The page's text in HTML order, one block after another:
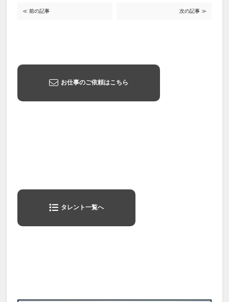
≪ 前の記事 次の記事 ≫
お仕事のご依頼はこちら
タレント一覧へ